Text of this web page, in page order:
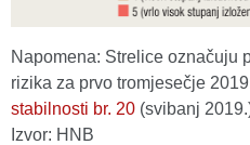
Napomena: Strelice označuju
rizika za prvo tromjesečje
stabilnosti br. 20 (svibanj
Izvor: HNB